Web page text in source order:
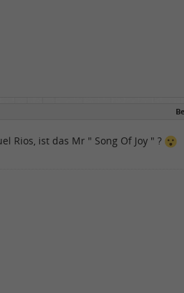
Rios, ist das Mr " Song Of Joy " ?